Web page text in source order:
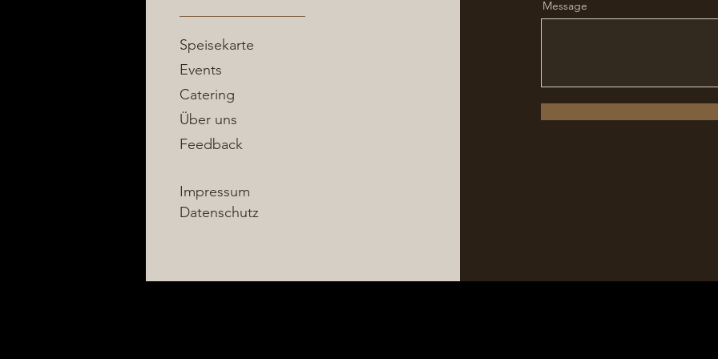
Speisekarte
Events
Catering
Über uns
Feedback
Impressum
Datenschutz
Message